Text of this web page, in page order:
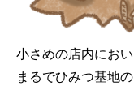
小さめの店内にお
まるでひみつ基地